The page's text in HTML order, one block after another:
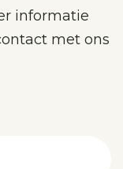
informatie
met ons